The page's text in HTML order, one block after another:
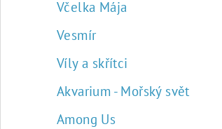
Včelka Mája
Vesmír
Víly a skřítci
Akvarium - Mořský svět
Among Us